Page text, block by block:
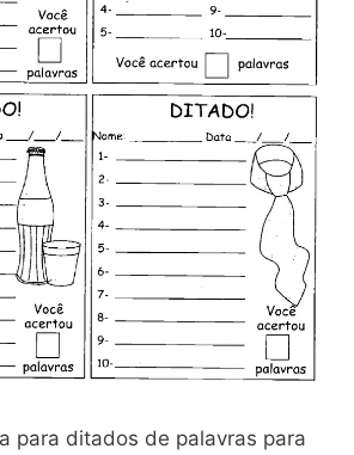
para ditados de palavras para